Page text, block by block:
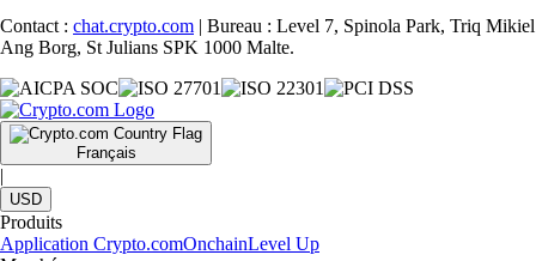
Contact : chat.crypto.com | Bureau : Level 7, Spinola Park, Triq Mikiel
Ang Borg, St Julians SPK 1000 Malte.
Français
|
USD
Produits
Application Crypto.comOnchainLevel Up